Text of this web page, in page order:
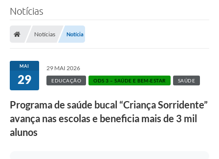
Notícias
Notícias Notícia
MAI
29
29 MAI 2026
EDUCAÇÃO ODS 3 – SAÚDE E BEM-ESTAR SAÚDE
Programa de saúde bucal “Criança Sorridente”
avança nas escolas e beneficia mais de 3 mil
alunos